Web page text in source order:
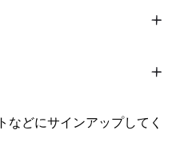
などにサインアップしてく